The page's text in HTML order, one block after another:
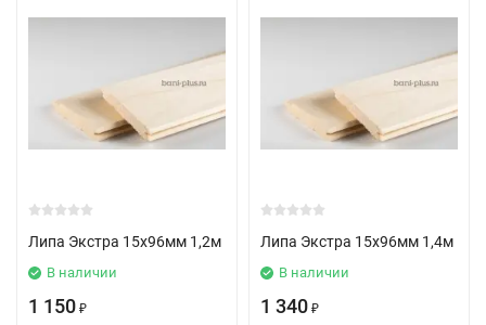
Липа Экстра 15х96мм 1,2м
В наличии
1 150 ₽
Липа Экстра 15х96мм 1,4м
В наличии
1 340 ₽